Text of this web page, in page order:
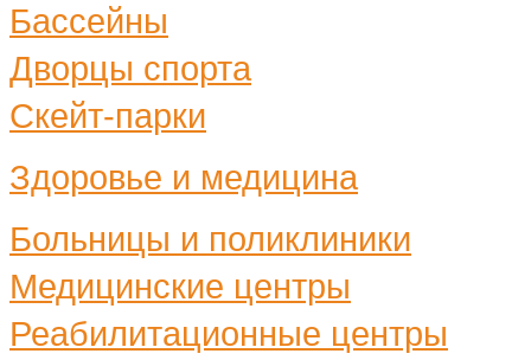
Бассейны
Дворцы спорта
Скейт-парки
Здоровье и медицина
Больницы и поликлиники
Медицинские центры
Реабилитационные центры